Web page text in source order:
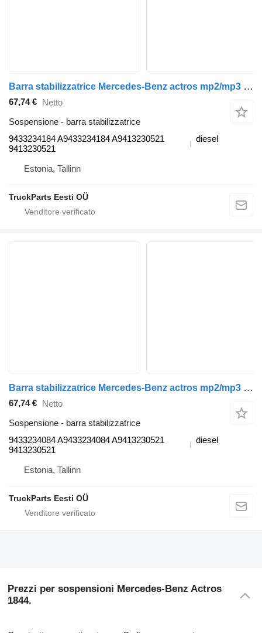
Barra stabilizzatrice Mercedes-Benz actros mp2/mp3 1844 (01.02-) 9433234184 per trattore stradale Mercedes-Benz Actros, Axor MP1, MP2, MP3 (1996-2014)
67,74 € Netto
Sospensione - barra stabilizzatrice
9433234184 A9433234184 A9413230521
9413230521
diesel
Estonia, Tallinn
TruckParts Eesti OÜ
Barra stabilizzatrice Mercedes-Benz actros mp2/mp3 1844 (01.02-) 9433234084 per trattore stradale Mercedes-Benz Actros, Axor MP1, MP2, MP3 (1996-2014)
67,74 € Netto
Sospensione - barra stabilizzatrice
9433234084 A9433234084 A9413230521
9413230521
diesel
Estonia, Tallinn
TruckParts Eesti OÜ
Prezzi per sospensioni Mercedes-Benz Actros
1844.